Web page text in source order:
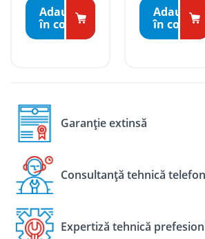
Adaugă
în coş
Adaugă
în coş
Garanție extinsă
Consultanță tehnică
Expertiză tehnică